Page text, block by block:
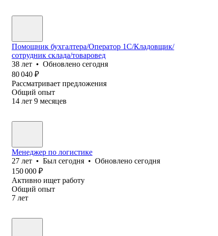
Помощник бухгалтера/Оператор 1С/Кладовщик/
сотрудник склада/товаровед
38 лет • Обновлено сегодня
80 040 ₽
Рассматривает предложения
Общий опыт
14 лет 9 месяцев
Менеджер по логистике
27 лет • Был сегодня • Обновлено сегодня
150 000 ₽
Активно ищет работу
Общий опыт
7 лет